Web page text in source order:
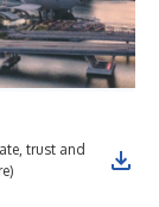
trust and